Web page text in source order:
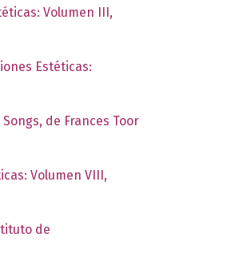
Volumen III,
Estéticas:
de Frances Toor
Volumen VIII,
de